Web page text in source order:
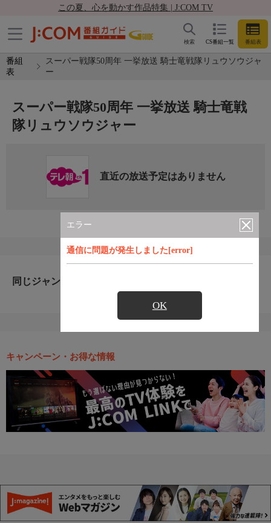
この夏、心を動かす作品特集 | J:COM TV
CS番組一覧 番組表
検索
番組
表
スーパー戦隊50周年 一挙放送 騎士竜戦隊リュウソウジャ
ー
エラー
通信に問題が発生しました[error]
OK
スーパー戦隊50周年 一挙放送 騎士竜戦
隊リュウソウジャー
直近の放送予定はありません
同じジャンルのおすすめ番組
キャンペーン・お得な情報